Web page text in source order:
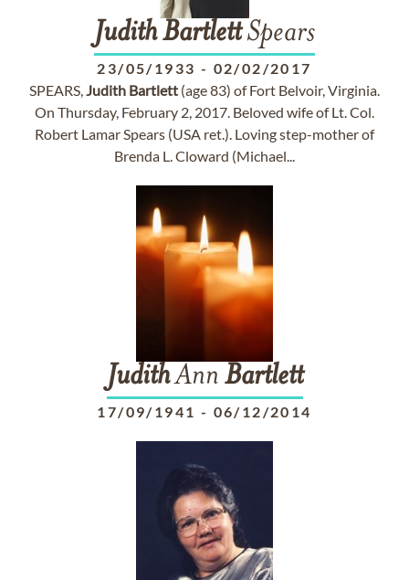
JudithBartlettSpears
23/05/1933 - 02/02/2017
SPEARS,Judith Bartlett (age 83) of Fort Belvoir, Virginia.
On Thursday, February 2, 2017. Beloved wife of Lt. Col.
Robert Lamar Spears (USA ret.). Loving step-mother of
Brenda L. Cloward (Michael...
JudithAnn Bartlett
17/09/1941 - 06/12/2014